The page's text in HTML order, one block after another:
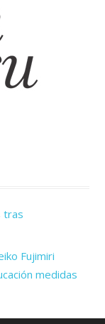
tras
Fujimiri
medidas